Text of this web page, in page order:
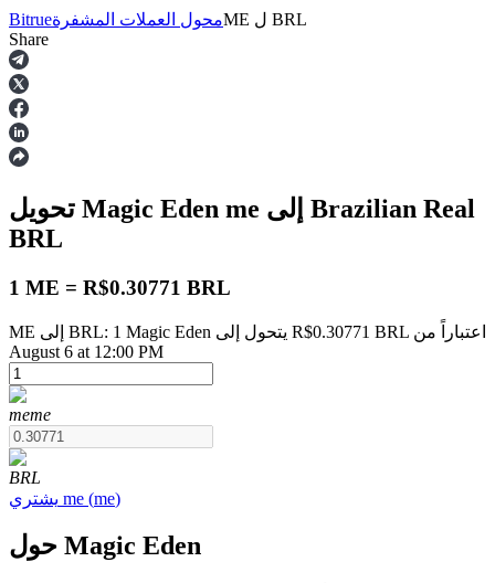
العقود الآجلة
العقود الآجلة USDT
Bitrueمحول العملات المشفرةME ل BRL
Share
تحويل Magic Eden me
إلى Brazilian Real
BRL
1 ME = R$0.30771 BRL
ME إلى BRL: 1 Magic Eden يتحول إلى R$0.30771 BRL اعتباراً من
August 6 at 12:00 PM
meme
BRL
يشتري me (me)
حول Magic Eden